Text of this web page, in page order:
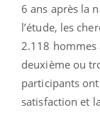
6 ans après la
l’étude, les
2.118
deuxième ou
participants
satisfaction et